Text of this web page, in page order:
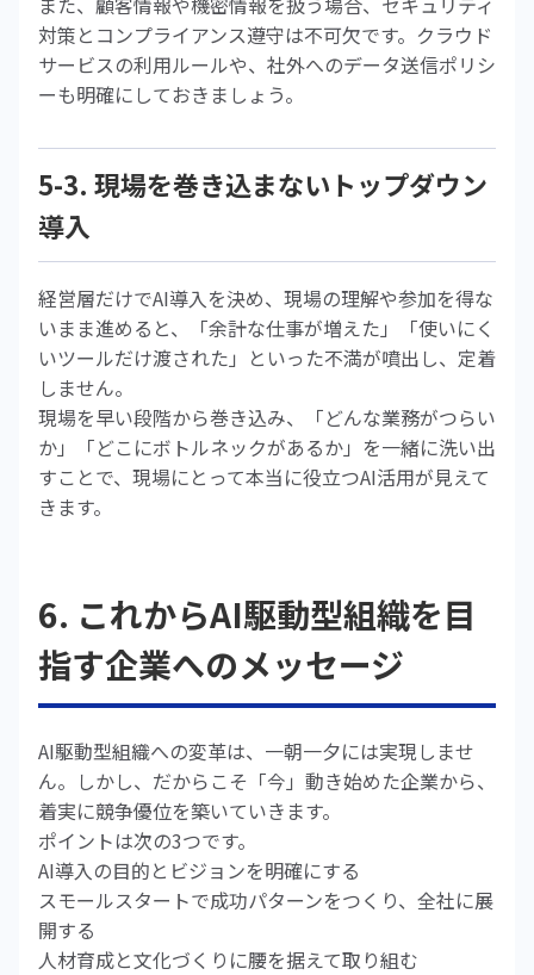
対策とコンプライアンス遵守は不可欠です。クラウド
サービスの利用ルールや、社外へのデータ送信ポリシ
ーも明確にしておきましょう。
5-3. 現場を巻き込まないトップダウン
導入
経営層だけでAI導入を決め、現場の理解や参加を得な
いまま進めると、「余計な仕事が増えた」「使いにく
いツールだけ渡された」といった不満が噴出し、定着
しません。
現場を早い段階から巻き込み、「どんな業務がつらい
か」「どこにボトルネックがあるか」を一緒に洗い出
すことで、現場にとって本当に役立つAI活用が見えて
きます。
6. これからAI駆動型組織を目
指す企業へのメッセージ
AI駆動型組織への変革は、一朝一夕には実現しませ
ん。しかし、だからこそ「今」動き始めた企業から、
着実に競争優位を築いていきます。
ポイントは次の3つです。
AI導入の目的とビジョンを明確にする
スモールスタートで成功パターンをつくり、全社に展
開する
人材育成と文化づくりに腰を据えて取り組む